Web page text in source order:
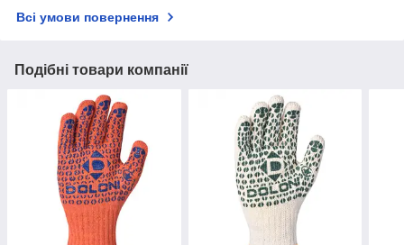
Всі умови повернення
Подібні товари компанії